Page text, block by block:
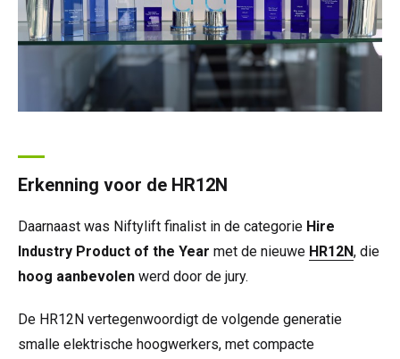
Erkenning voor de HR12N
Daarnaast was Niftylift finalist in de categorie Hire
Industry Product of the Year met de nieuwe HR12N, die
hoog aanbevolen werd door de jury.
De HR12N vertegenwoordigt de volgende generatie
smalle elektrische hoogwerkers, met compacte